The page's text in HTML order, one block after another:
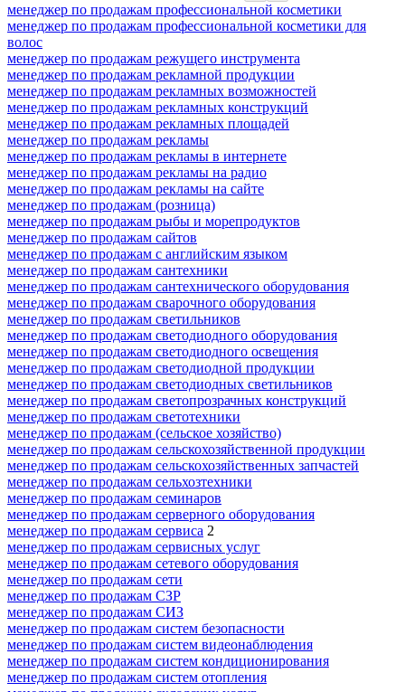
менеджер по продажам профессиональной косметики
менеджер по продажам профессиональной косметики для
волос
менеджер по продажам режущего инструмента
менеджер по продажам рекламной продукции
менеджер по продажам рекламных возможностей
менеджер по продажам рекламных конструкций
менеджер по продажам рекламных площадей
менеджер по продажам рекламы
менеджер по продажам рекламы в интернете
менеджер по продажам рекламы на радио
менеджер по продажам рекламы на сайте
менеджер по продажам (розница)
менеджер по продажам рыбы и морепродуктов
менеджер по продажам сайтов
менеджер по продажам с английским языком
менеджер по продажам сантехники
менеджер по продажам сантехнического оборудования
менеджер по продажам сварочного оборудования
менеджер по продажам светильников
менеджер по продажам светодиодного оборудования
менеджер по продажам светодиодного освещения
менеджер по продажам светодиодной продукции
менеджер по продажам светодиодных светильников
менеджер по продажам светопрозрачных конструкций
менеджер по продажам светотехники
менеджер по продажам (сельское хозяйство)
менеджер по продажам сельскохозяйственной продукции
менеджер по продажам сельскохозяйственных запчастей
менеджер по продажам сельхозтехники
менеджер по продажам семинаров
менеджер по продажам серверного оборудования
менеджер по продажам сервиса 2
менеджер по продажам сервисных услуг
менеджер по продажам сетевого оборудования
менеджер по продажам сети
менеджер по продажам СЗР
менеджер по продажам СИЗ
менеджер по продажам систем безопасности
менеджер по продажам систем видеонаблюдения
менеджер по продажам систем кондиционирования
менеджер по продажам систем отопления